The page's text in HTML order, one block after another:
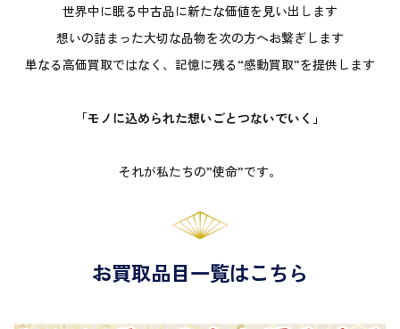
世界中に眠る中古品に新たな価値を見い出します
想いの詰まった大切な品物を次の方へお繋ぎします
単なる高価買取ではなく、記憶に残る“感動買取”を提供します
「モノに込められた想いごとつないでいく」
それが私たちの”使命”です。
お買取品目一覧はこちら